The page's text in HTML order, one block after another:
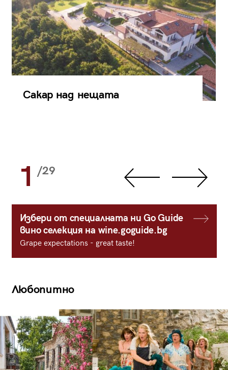
Сакар над нещата
1 /29
Избери от специалната ни Go Guide
вино селекция на wine.goguide.bg
Grape expectations - great taste!
Любопитно